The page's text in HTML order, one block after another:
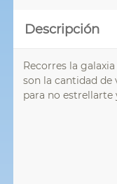
Descripción
Recorres la
son la cantidad de
para no estrellarte